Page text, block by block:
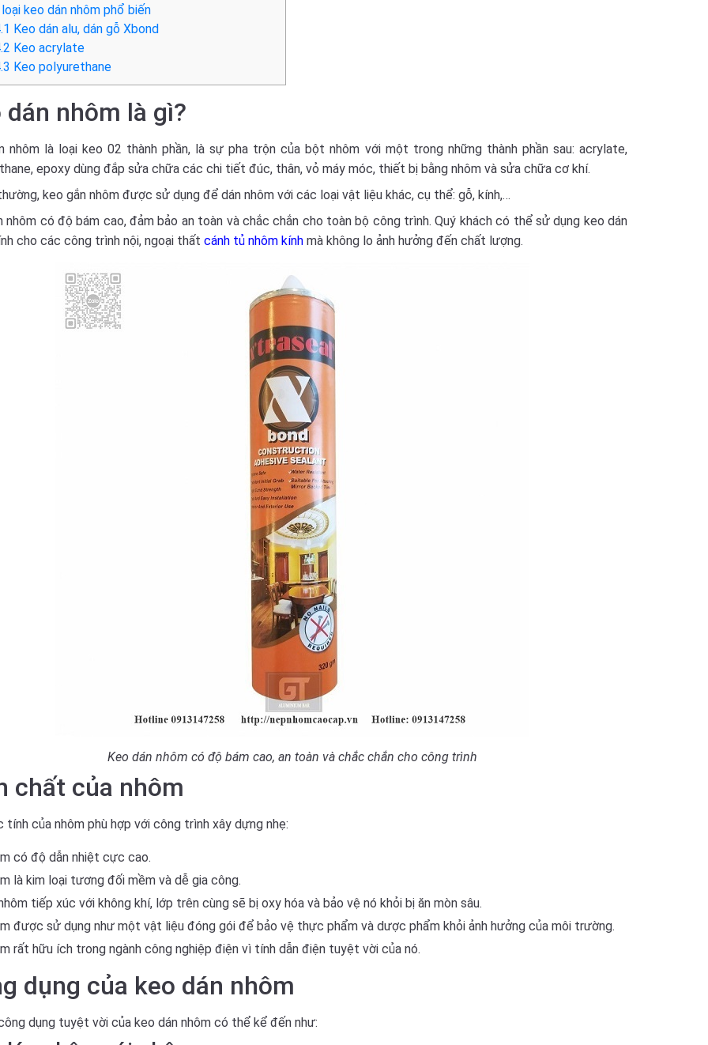
keo dán nhôm phổ biến
Keo dán alu, dán gỗ Xbond
Keo acrylate
Keo polyurethane
dán nhôm là gì?
nhôm là loại keo 02 thành phần, là sự pha trộn của bột nhôm với một trong những thành phần sau: acrylate,
epoxy dùng đắp sửa chữa các chi tiết đúc, thân, vỏ máy móc, thiết bị bằng nhôm và sửa chữa cơ khí.
keo gắn nhôm được sử dụng để dán nhôm với các loại vật liệu khác, cụ thể: gỗ, kính,…
nhôm có độ bám cao, đảm bảo an toàn và chắc chắn cho toàn bộ công trình. Quý khách có thể sử dụng keo dán
cho các công trình nội, ngoại thất cánh tủ nhôm kínhmà không lo ảnh hưởng đến chất lượng.
Keo dán nhôm có độ bám cao, an toàn và chắc chắn cho công trình
chất của nhôm
tính của nhôm phù hợp với công trình xây dựng nhẹ:
có độ dẫn nhiệt cực cao.
là kim loại tương đối mềm và dễ gia công.
tiếp xúc với không khí, lớp trên cùng sẽ bị oxy hóa và bảo vệ nó khỏi bị ăn mòn sâu.
được sử dụng như một vật liệu đóng gói để bảo vệ thực phẩm và dược phẩm khỏi ảnh hưởng của môi trường.
rất hữu ích trong ngành công nghiệp điện vì tính dẫn điện tuyệt vời của nó.
dụng của keo dán nhôm
dụng tuyệt vời của keo dán nhôm có thể kể đến như: